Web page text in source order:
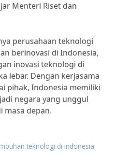
Menteri Riset dan
perusahaan teknologi
berinovasi di Indonesia,
inovasi teknologi di
lebar. Dengan kerjasama
pihak, Indonesia memiliki
negara yang unggul
masa depan.
teknologi di indonesia